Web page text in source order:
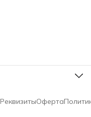
РеквизитыОферта